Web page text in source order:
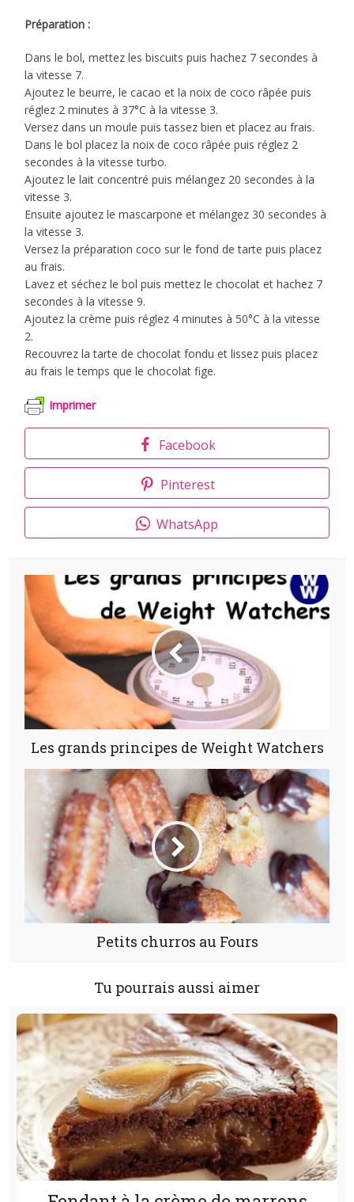
Préparation :
Dans le bol, mettez les biscuits puis hachez 7 secondes à
la vitesse 7.
Ajoutez le beurre, le cacao et la noix de coco râpée puis
réglez 2 minutes à 37°C à la vitesse 3.
Versez dans un moule puis tassez bien et placez au frais.
Dans le bol placez la noix de coco râpée puis réglez 2
secondes à la vitesse turbo.
Ajoutez le lait concentré puis mélangez 20 secondes à la
vitesse 3.
Ensuite ajoutez le mascarpone et mélangez 30 secondes à
la vitesse 3.
Versez la préparation coco sur le fond de tarte puis placez
au frais.
Lavez et séchez le bol puis mettez le chocolat et hachez 7
secondes à la vitesse 9.
Ajoutez la crème puis réglez 4 minutes à 50°C à la vitesse
2.
Recouvrez la tarte de chocolat fondu et lissez puis placez
au frais le temps que le chocolat fige.
Imprimer
Facebook
Pinterest
WhatsApp
Les grands principes de Weight Watchers
Petits churros au Fours
Tu pourrais aussi aimer